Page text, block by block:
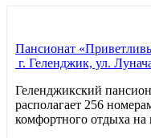
Пансионат
г. Геленджик, ул.
Геленджикский
располагает 256
комфортного отдыха